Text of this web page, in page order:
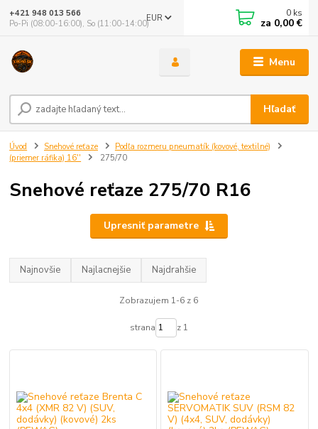
Menu
EUR
Hľadať
+421 948 013 566
Po-Pi (08:00-16:00), So (11:00-14:00)
0 ks
za 0,00 €
Úvod Snehové reťaze
Podľa rozmeru pneumatík (kovové, textilné)
(priemer ráfika) 16''
275/70
Snehové reťaze 275/70 R16
Upresniť parametre
Najnovšie Najlacnejšie Najdrahšie
Zobrazujem 1-6 z 6
strana z 1